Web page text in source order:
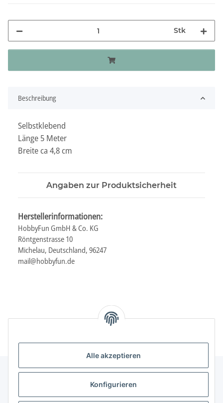
Alle akzeptieren
Konfigurieren
Stk
Beschreibung
Selbstklebend
Länge 5 Meter
Breite ca 4,8 cm
Angaben zur Produktsicherheit
Herstellerinformationen:
HobbyFun GmbH & Co. KG
Röntgenstrasse 10
Michelau, Deutschland, 96247
mail@hobbyfun.de
Informationen